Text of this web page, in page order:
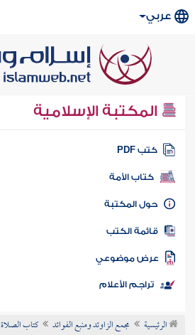
عربي
المكتبة الإسلامية
كتب PDF
كتاب الأمة
المكتبة
الكتب
موضوعي
تراجم الأعلام
الرئيسية مجمع الزاوئد ومنبع الفوائد كتاب الصلاة